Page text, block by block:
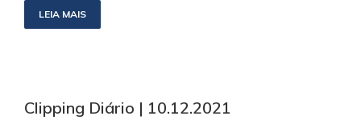
LEIA MAIS
Clipping Diário | 10.12.2021